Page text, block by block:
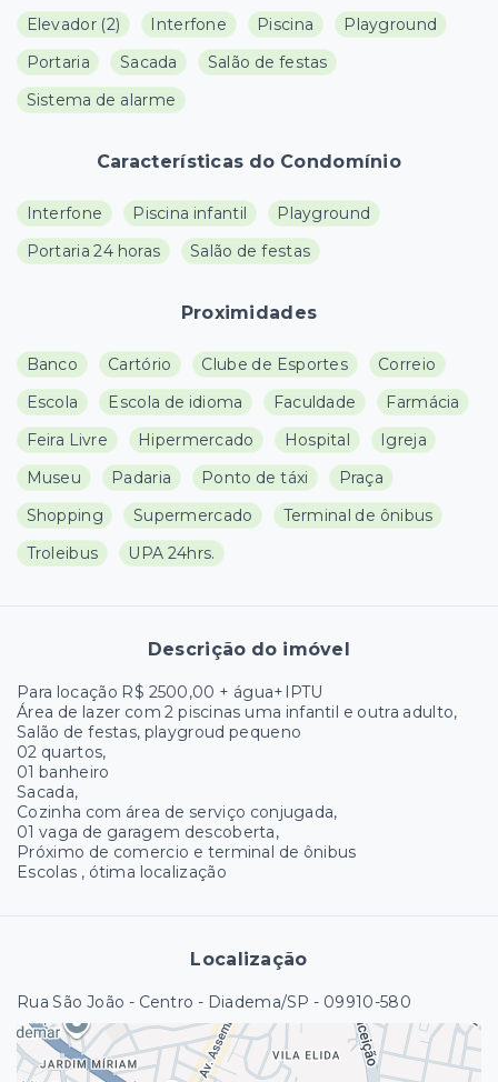
Elevador(2) Interfone Piscina
Playground
Portaria
Sacada
Salão de festas
Sistema de alarme
Características do Condomínio
Interfone Piscina infantil
Playground
Portaria 24 horas
Salão de festas
Proximidades
Banco Cartório Clube de Esportes
Correio
Escola
Escola de idioma Faculdade
Farmácia
Feira Livre
Hipermercado Hospital
Igreja
Museu
Padaria Ponto de táxi
Praça
Shopping
Supermercado
Terminal de ônibus
Troleibus
UPA 24hrs.
Descrição do imóvel
Para locação R$ 2500,00 + água+IPTU
Área de lazer com 2 piscinas uma infantil e outra adulto,
Salão de festas, playgroud pequeno
02 quartos,
01 banheiro
Sacada,
Cozinha com área de serviço conjugada,
01 vaga de garagem descoberta,
Próximo de comercio e terminal de ônibus
Escolas , ótima localização
Localização
Rua São João - Centro - Diadema/SP - 09910-580